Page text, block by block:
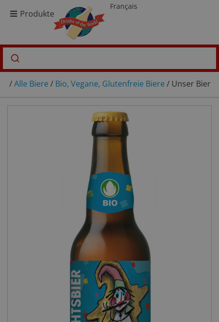
Produkte
Français
/Alle Biere / Bio, Vegane, Glutenfreie Biere / Unser Bier